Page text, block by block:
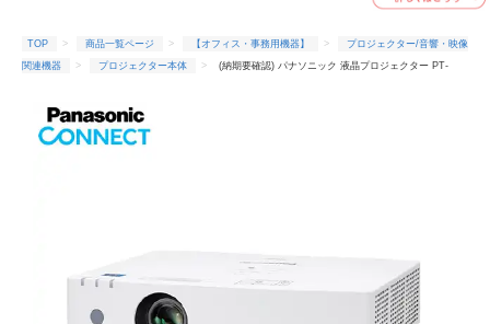
TOP 商品一覧ページ 【オフィス・事務用機器】
プロジェクター/音響・映像
関連機器
プロジェクター本体
(納期要確認) パナソニック 液晶プロジェクター PT-